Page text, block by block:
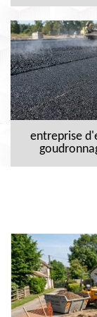
entreprise